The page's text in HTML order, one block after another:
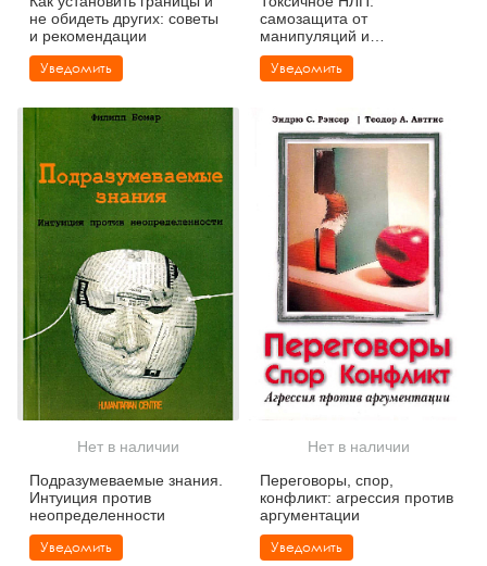
не обидеть других: советы
и рекомендации
Уведомить
самозащита от
манипуляций и
психологического насилия
в отношениях, в семье, на
Уведомить
Нет в наличии
Подразумеваемые знания.
Интуиция против
неопределенности
Уведомить
Нет в наличии
Переговоры, спор,
конфликт: агрессия против
аргументации
Уведомить